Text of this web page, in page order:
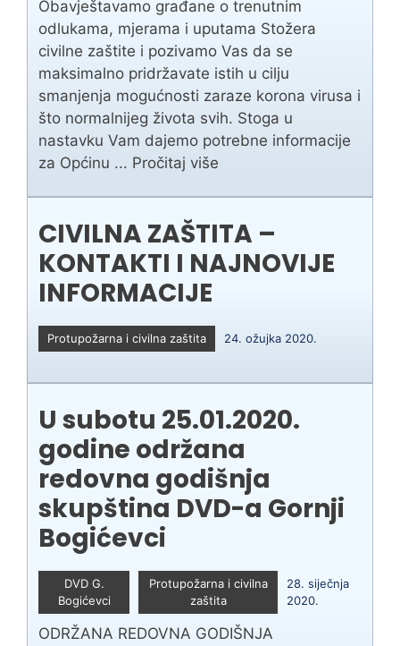
Obavještavamo građane o trenutnim
odlukama, mjerama i uputama Stožera
civilne zaštite i pozivamo Vas da se
maksimalno pridržavate istih u cilju
smanjenja mogućnosti zaraze korona virusa i
što normalnijeg života svih. Stoga u
nastavku Vam dajemo potrebne informacije
za Općinu ... Pročitaj više
CIVILNA ZAŠTITA –
KONTAKTI I NAJNOVIJE
INFORMACIJE
Protupožarna i civilna zaštita 24. ožujka 2020.
U subotu 25.01.2020.
godine održana
redovna godišnja
skupština DVD-a Gornji
Bogićevci
DVD G.
Bogićevci
Protupožarna i civilna
zaštita
28. siječnja
2020.
ODRŽANA REDOVNA GODIŠNJA